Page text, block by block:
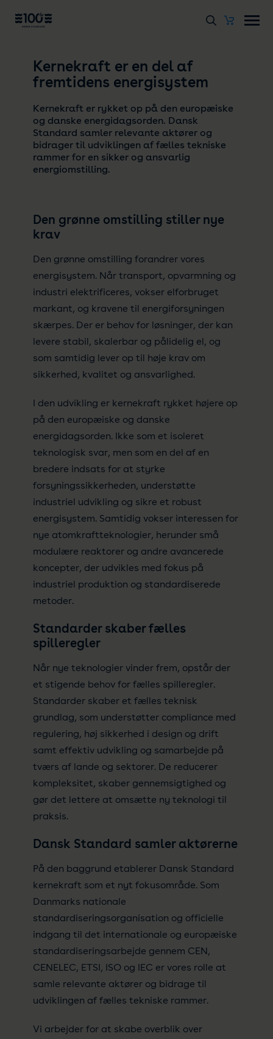
Kernekraft er en del af
fremtidens energisystem
Kernekraft er rykket op på den europæiske
og danske energidagsorden. Dansk
Standard samler relevante aktører og
bidrager til udviklingen af fælles tekniske
rammer for en sikker og ansvarlig
energiomstilling.
Den grønne omstilling stiller nye
krav
Den grønne omstilling forandrer vores
energisystem. Når transport, opvarmning og
industri elektrificeres, vokser elforbruget
markant, og kravene til energiforsyningen
skærpes. Der er behov for løsninger, der kan
levere stabil, skalerbar og pålidelig el, og
som samtidig lever op til høje krav om
sikkerhed, kvalitet og ansvarlighed.
I den udvikling er kernekraft rykket højere op
på den europæiske og danske
energidagsorden. Ikke som et isoleret
teknologisk svar, men som en del af en
bredere indsats for at styrke
forsyningssikkerheden, understøtte
industriel udvikling og sikre et robust
energisystem. Samtidig vokser interessen for
nye atomkraftteknologier, herunder små
modulære reaktorer og andre avancerede
koncepter, der udvikles med fokus på
industriel produktion og standardiserede
metoder.
Standarder skaber fælles
spilleregler
Når nye teknologier vinder frem, opstår der
et stigende behov for fælles spilleregler.
Standarder skaber et fælles teknisk
grundlag, som understøtter compliance med
regulering, høj sikkerhed i design og drift
samt effektiv udvikling og samarbejde på
tværs af lande og sektorer. De reducerer
kompleksitet, skaber gennemsigtighed og
gør det lettere at omsætte ny teknologi til
praksis.
Dansk Standard samler aktørerne
På den baggrund etablerer Dansk Standard
kernekraft som et nyt fokusområde. Som
Danmarks nationale
standardiseringsorganisation og officielle
indgang til det internationale og europæiske
standardiseringsarbejde gennem CEN,
CENELEC, ETSI, ISO og IEC er vores rolle at
samle relevante aktører og bidrage til
udviklingen af fælles tekniske rammer.
Vi arbejder for at skabe overblik over